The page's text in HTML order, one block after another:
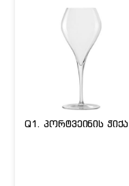
Q1. პორტვეინის ჭიქა